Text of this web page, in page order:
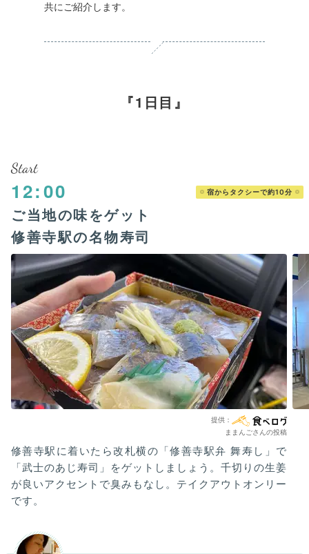
共にご紹介します。
1日目
Start
12:00 宿からタクシーで約10分
ご当地の味をゲット
修善寺駅の名物寿司
ままんごさんの投稿
修善寺駅に着いたら改札横の「修善寺駅弁 舞寿し」で
「武士のあじ寿司」をゲットしましょう。千切りの生姜
が良いアクセントで臭みもなし。テイクアウトオンリー
です。